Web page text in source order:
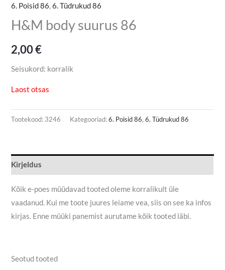
6. Poisid 86,6. Tüdrukud 86
H&M body suurus 86
2,00€
Seisukord: korralik
Laost otsas
Tootekood: 3246 Kategooriad:6. Poisid 86,6. Tüdrukud 86
Kirjeldus
Kõik e-poes müüdavad tooted oleme korralikult üle
vaadanud. Kui me toote juures leiame vea, siis on see ka infos
kirjas. Enne müüki panemist aurutame kõik tooted läbi.
Seotud tooted